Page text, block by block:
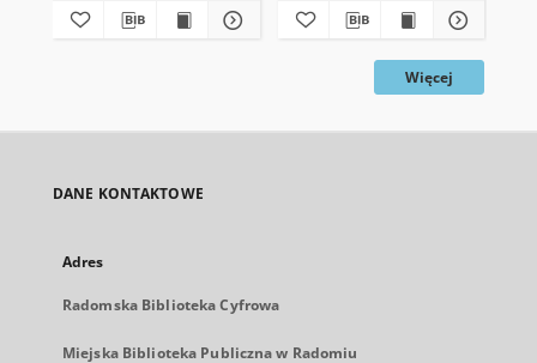
Więcej
DANE KONTAKTOWE
Adres
Radomska Biblioteka Cyfrowa
Miejska Biblioteka Publiczna w Radomiu